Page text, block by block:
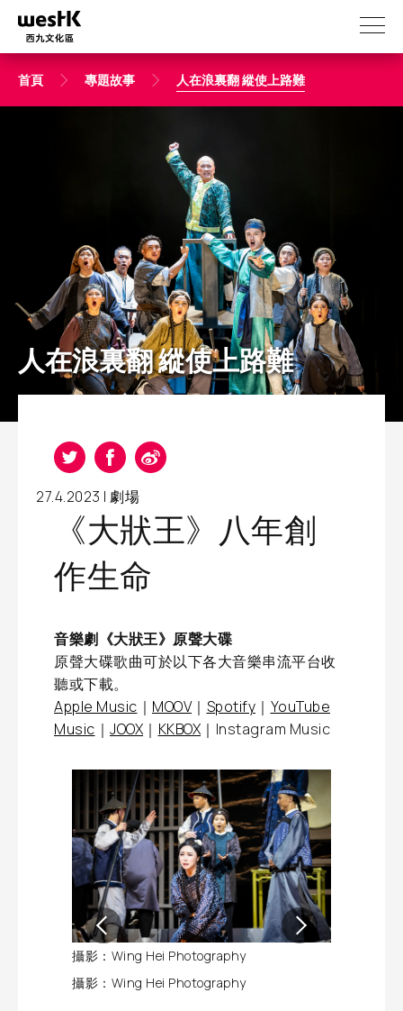
主
首頁 專題故事 人在浪裏翻 縱使上路難
人在浪裏翻 縱使上路難
27.4.2023 | 劇場
《大狀王》八年創
作生命
音樂劇《大狀王》原聲大碟
原聲大碟歌曲可於以下各大音樂串流平台收
聽或下載。
Apple Music ｜ MOOV｜ Spotify ｜ YouTube
Music ｜ JOOX ｜ KKBOX ｜Instagram Music
攝影：Wing Hei Photography
攝影：Wing Hei Photography